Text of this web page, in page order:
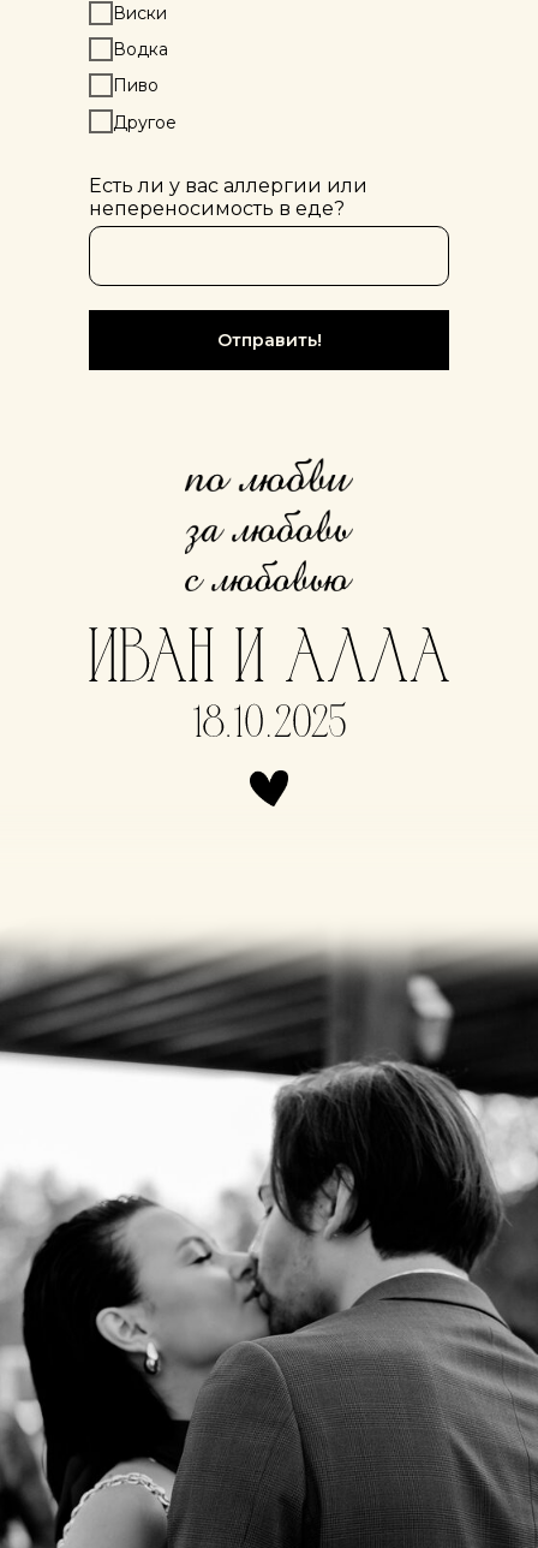
Виски
Водка
Пиво
Другое
Есть ли у вас аллергии или
непереносимость в еде?
Отправить!